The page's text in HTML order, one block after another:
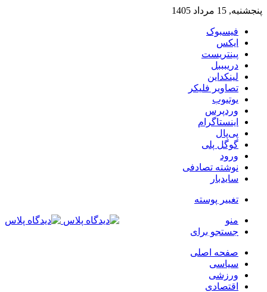
پنجشنبه, 15 مرداد 1405
فیسبوک
ایکس
پینتریست
دریبببل
لینکداین
تصاویر فلیکر
یوتیوب
وردپرس
اینستاگرام
پی‌پال
گوگل پلی
ورود
نوشته تصادفی
سایدبار
تغییر پوسته
منو
جستجو برای
صفحه اصلی
سیاسی
ورزشی
اقتصادی